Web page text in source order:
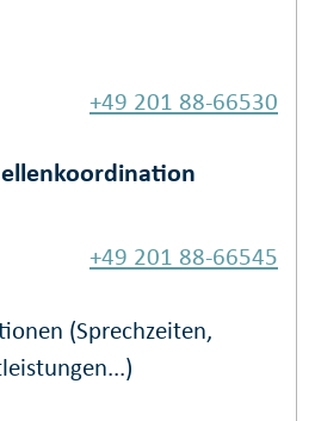
+49 201 88-66530
+49 201 88-66545
(Sprechzeiten,